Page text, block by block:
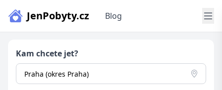
JenPobyty.cz Blog
Kam chcete jet?